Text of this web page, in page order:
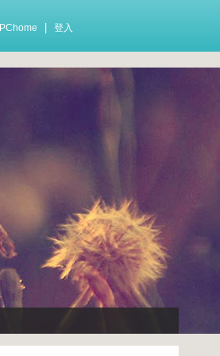
PChome 登入